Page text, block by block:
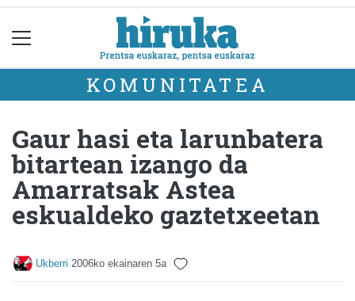
KOMUNITATEA
Gaur hasi eta larunbatera
bitartean izango da
Amarratsak Astea
eskualdeko gaztetxeetan
Ukberri 2006ko ekainaren 5a